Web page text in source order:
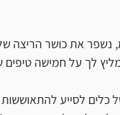
נשפר את כושר הריצה
לך על חמישה טיפים
כלים לסייע להתאוששות